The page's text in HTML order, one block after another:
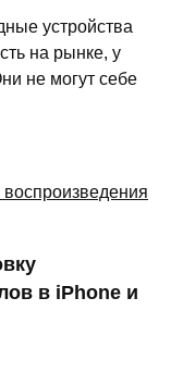
устройства
на рынке, у
не могут себе
в iPhone и